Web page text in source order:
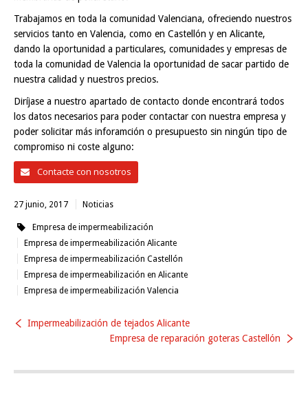
Trabajamos en toda la comunidad Valenciana, ofreciendo nuestros
servicios tanto en Valencia, como en Castellón y en Alicante,
dando la oportunidad a particulares, comunidades y empresas de
toda la comunidad de Valencia la oportunidad de sacar partido de
nuestra calidad y nuestros precios.
Diríjase a nuestro apartado de contacto donde encontrará todos
los datos necesarios para poder contactar con nuestra empresa y
poder solicitar más inforamción o presupuesto sin ningún tipo de
compromiso ni coste alguno:
Contacte con nosotros
27 junio, 2017 Noticias
Empresa de impermeabilización
Empresa de impermeabilización Alicante
Empresa de impermeabilización Castellón
Empresa de impermeabilización en Alicante
Empresa de impermeabilización Valencia
Impermeabilización de tejados Alicante
Empresa de reparación goteras Castellón